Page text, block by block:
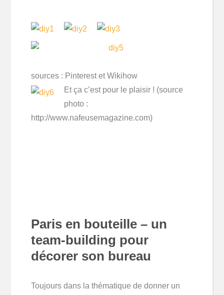
sources : Pinterest et Wikihow
Et ça c’est pour le plaisir ! (source
photo :
http://www.nafeusemagazine.com)
Paris en bouteille – un
team-building pour
décorer son bureau
Toujours dans la thématique de donner un